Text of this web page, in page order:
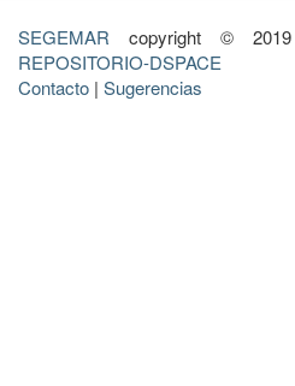
SEGEMAR copyright © 2019
REPOSITORIO-DSPACE
Contacto | Sugerencias